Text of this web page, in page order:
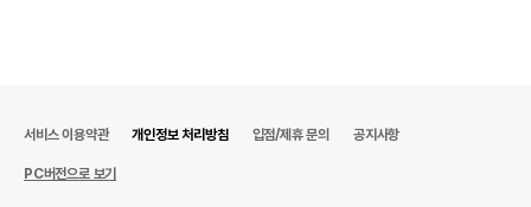
서비스 이용약관 개인정보 처리방침 입점/제휴 문의 공지사항
PC버전으로 보기